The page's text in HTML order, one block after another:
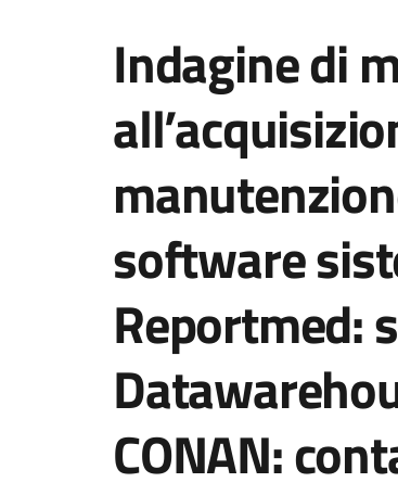
Indagine di
software
Reportmed:
CONAN: